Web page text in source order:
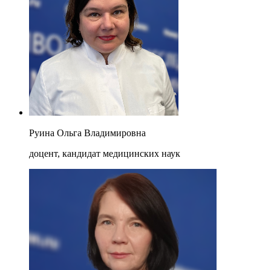
Руина Ольга Владимировна
доцент, кандидат медицинских наук